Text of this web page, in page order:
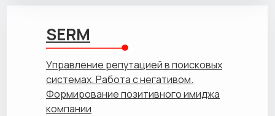
SERM
Управление репутацией в поисковых
системах. Работа с негативом.
Формирование позитивного имиджа
компании